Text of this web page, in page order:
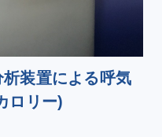
装置による呼気
ロリー)